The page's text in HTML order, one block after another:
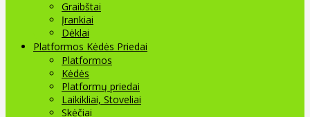
Graibštai
Įrankiai
Dėklai
Platformos Kėdės Priedai
Platformos
Kėdės
Platformų priedai
Laikikliai, Stoveliai
Skėčiai